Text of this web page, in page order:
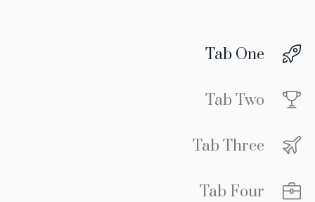
Tab One
Tab Two
Tab Three
Tab Four